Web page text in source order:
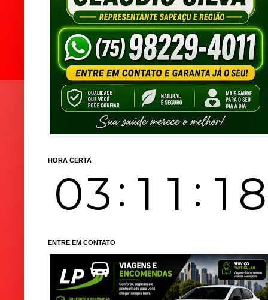
HORA CERTA
ENTRE EM CONTATO